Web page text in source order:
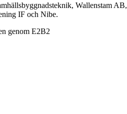
Wallenstam AB,
IF och Nibe.
genom E2B2